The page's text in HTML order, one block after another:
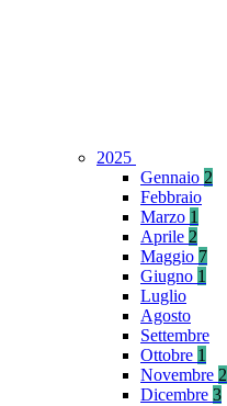
2025
Gennaio 2
Febbraio
Marzo 1
Aprile 2
Maggio 7
Giugno 1
Luglio
Agosto
Settembre
Ottobre 1
Novembre 2
Dicembre 3